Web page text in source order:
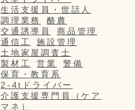
生活支援員・世話人
調理業務
酪農
交通誘導員
商品管理
通信工
施設管理
土地家屋調査士
製材工
営業
警備
保育・教育系
2-4tドライバー
介護支援専門員（ケア
マネ）